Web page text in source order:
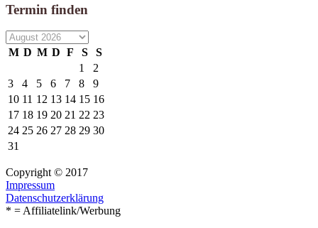
Termin finden
M D M D F S
S
1
2
3
4 5 6 7 8
9
10 11 12 13 14 15 16
17 18 19 20 21 22 23
24 25 26 27 28 29 30
31
Copyright © 2017
Impressum
Datenschutzerklärung
* = Affiliatelink/Werbung